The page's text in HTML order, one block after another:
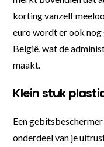
korting vanzelf
euro wordt er ook nog
België, wat de
maakt.
Klein stuk
Een
onderdeel van je